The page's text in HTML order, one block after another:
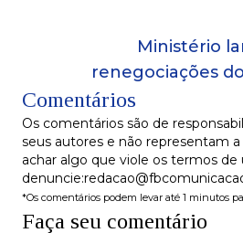
Ministério
renegociações
Comentários
Os comentários são de
seus autores e não representam
achar algo que viole os termos de
*Os comentários podem levar até 1 minutos
Faça seu comentário